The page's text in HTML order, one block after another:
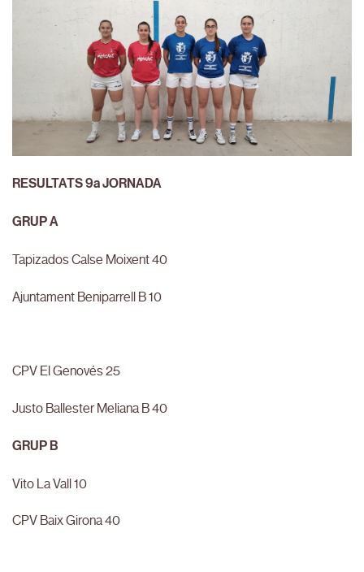
RESULTATS 9a JORNADA
GRUP A
Tapizados Calse Moixent 40
Ajuntament Beniparrell B 10
CPV El Genovés 25
Justo Ballester Meliana B 40
GRUP B
Vito La Vall 10
CPV Baix Girona 40